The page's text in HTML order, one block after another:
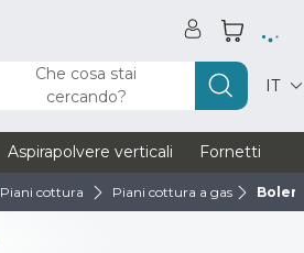
Che cosa stai
cercando?
IT
Aspirapolvere verticali Fornetti
Piani cottura Piani cottura a gas